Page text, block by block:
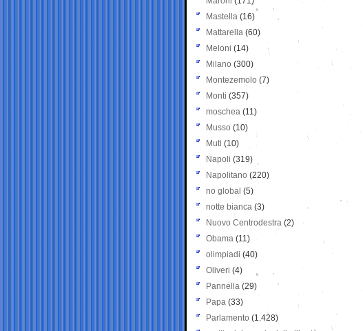
Mastella (16)
Mattarella (60)
Meloni (14)
Milano (300)
Montezemolo (7)
Monti (357)
moschea (11)
Musso (10)
Muti (10)
Napoli (319)
Napolitano (220)
no global (5)
notte bianca (3)
Nuovo Centrodestra (2)
Obama (11)
olimpiadi (40)
Oliveri (4)
Pannella (29)
Papa (33)
Parlamento (1.428)